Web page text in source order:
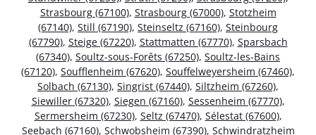
Strasbourg (67100), Strasbourg (67000), Stotzheim
(67140), Still (67190), Steinseltz (67160), Steinbourg
(67790), Steige (67220), Stattmatten (67770), Sparsbach
(67340), Soultz-sous-Forêts (67250), Soultz-les-Bains
(67120), Soufflenheim (67620), Souffelweyersheim (67460),
Solbach (67130), Singrist (67440), Siltzheim (67260),
Siewiller (67320), Siegen (67160), Sessenheim (67770),
Sermersheim (67230), Seltz (67470), Sélestat (67600),
Seebach (67160), Schwobsheim (67390), Schwindratzheim